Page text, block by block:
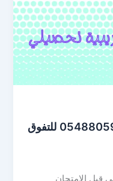
اختبارات تجريبية تحصيلي 0548805918 للتفوق
قبل الامتحان